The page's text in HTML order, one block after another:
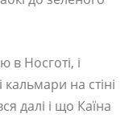
в Носготі, і
кальмари на стіні
далі і що Каїна